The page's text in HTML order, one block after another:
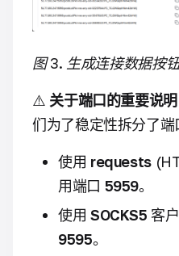
图 3. 生成连接数据按钮
⚠️ 关于端口的重要说明
们为了稳定性拆分了端
使用 requests
用端口 5959。
使用 SOCKS5 客
9595。